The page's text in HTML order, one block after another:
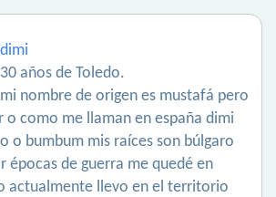
dimi
30 años de Toledo.
mi nombre de origen es mustafá pero
o como me llaman en españa dimi
o bumbum mis raíces son búlgaro
épocas de guerra me quedé en
actualmente llevo en el territorio